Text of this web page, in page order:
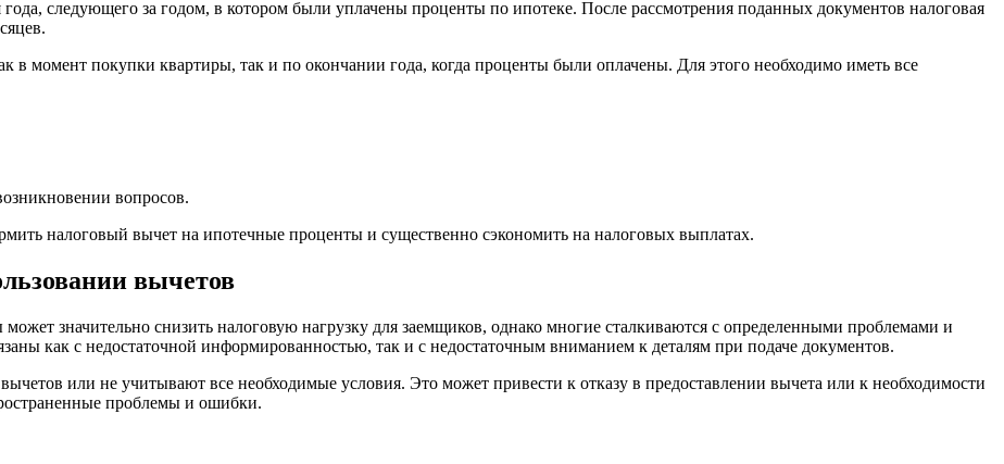
следующего за годом, в котором были уплачены проценты по ипотеке. После рассмотрения поданных документов налоговая
в момент покупки квартиры, так и по окончании года, когда проценты были оплачены. Для этого необходимо иметь все
вопросов.
налоговый вычет на ипотечные проценты и существенно сэкономить на налоговых выплатах.
вычетов
значительно снизить налоговую нагрузку для заемщиков, однако многие сталкиваются с определенными проблемами и
как с недостаточной информированностью, так и с недостаточным вниманием к деталям при подаче документов.
или не учитывают все необходимые условия. Это может привести к отказу в предоставлении вычета или к необходимости
проблемы и ошибки.